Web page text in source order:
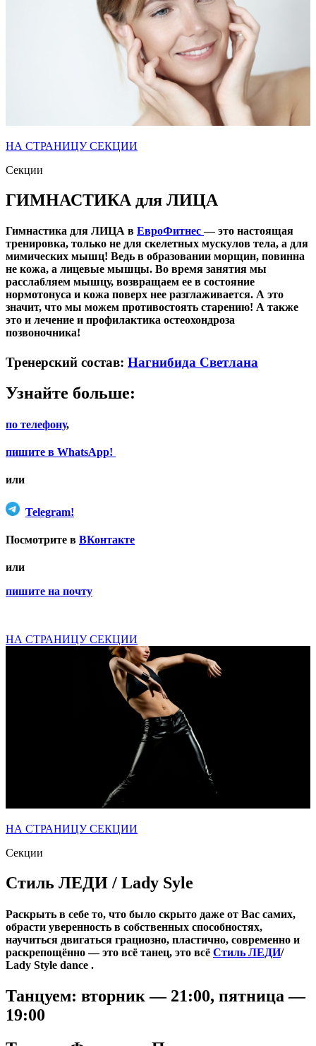
НА СТРАНИЦУ СЕКЦИИ
Секции
ГИМНАСТИКА для ЛИЦА
Гимнастика для ЛИЦА в ЕвроФитнес— это настоящая
тренировка, только не для скелетных мускулов тела, а для
мимических мышц! Ведь в образовании морщин, повинна
не кожа, а лицевые мышцы. Во время занятия мы
расслабляем мышцу, возвращаем ее в состояние
нормотонуса и кожа поверх нее разглаживается. А это
значит, что мы можем противостоять старению! А также
это и лечение и профилактика остеохондроза
позвоночника!
Тренерский состав: Нагнибида Светлана
Узнайте больше:
по телефону,
пишите в WhatsApp!
или
Telegram!
Посмотрите в ВКонтакте
или
пишите на почту
НА СТРАНИЦУ СЕКЦИИ
НА СТРАНИЦУ СЕКЦИИ
Секции
Стиль ЛЕДИ / Lady Syle
Раскрыть в себе то, что было скрыто даже от Вас самих,
обрасти уверенность в собственных способностях,
научиться двигаться грациозно, пластично, современно и
раскрепощённо — это всё танец, это всё Стиль ЛЕДИ/
Lady Style dance .
Танцуем: вторник — 21:00, пятница —
19:00